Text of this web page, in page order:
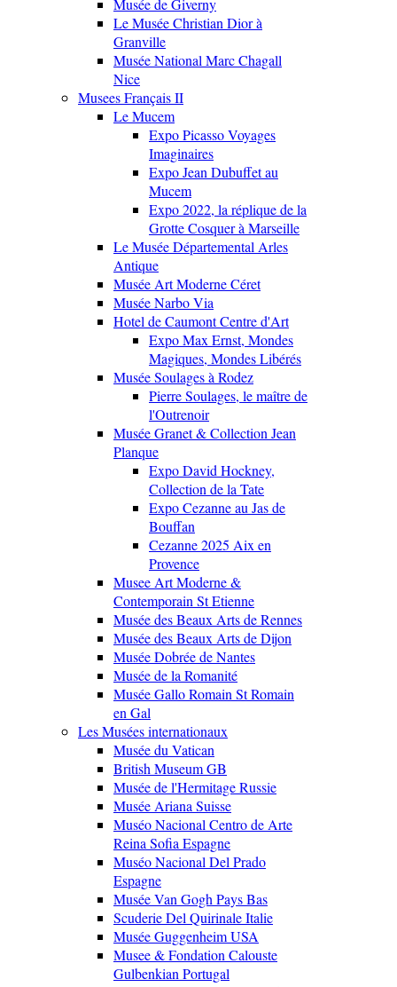
Musée de Giverny
Le Musée Christian Dior à
Granville
Musée National Marc Chagall
Nice
Musees Français II
Le Mucem
Expo Picasso Voyages
Imaginaires
Expo Jean Dubuffet au
Mucem
Expo 2022, la réplique de la
Grotte Cosquer à Marseille
Le Musée Départemental Arles
Antique
Musée Art Moderne Céret
Musée Narbo Via
Hotel de Caumont Centre d'Art
Expo Max Ernst, Mondes
Magiques, Mondes Libérés
Musée Soulages à Rodez
Pierre Soulages, le maître de
l'Outrenoir
Musée Granet & Collection Jean
Planque
Expo David Hockney,
Collection de la Tate
Expo Cezanne au Jas de
Bouffan
Cezanne 2025 Aix en
Provence
Musee Art Moderne &
Contemporain St Etienne
Musée des Beaux Arts de Rennes
Musée des Beaux Arts de Dijon
Musée Dobrée de Nantes
Musée de la Romanité
Musée Gallo Romain St Romain
en Gal
Les Musées internationaux
Musée du Vatican
British Museum GB
Musée de l'Hermitage Russie
Musée Ariana Suisse
Muséo Nacional Centro de Arte
Reina Sofia Espagne
Muséo Nacional Del Prado
Espagne
Musée Van Gogh Pays Bas
Scuderie Del Quirinale Italie
Musée Guggenheim USA
Musee & Fondation Calouste
Gulbenkian Portugal